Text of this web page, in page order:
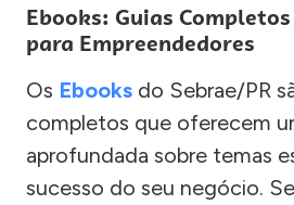
Ebooks: Guias
para Empreendedores
Os Ebooks do Sebrae/PR
completos que oferecem
aprofundada sobre temas
sucesso do seu negócio.